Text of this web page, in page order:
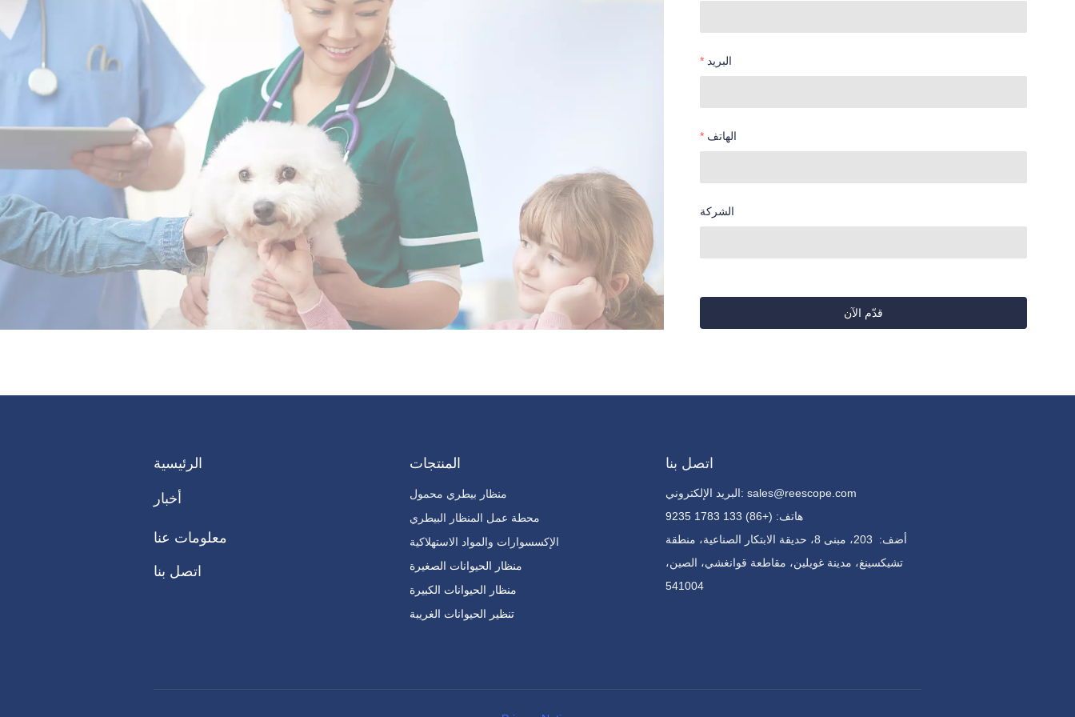
البريد
الهاتف
الشركة
قدّم الآن
الرئيسية
أخبار
معلومات عنا
اتصل بنا
المنتجات
منظار بيطري محمول
محطة عمل المنظار البيطري
الإكسسوارات والمواد الاستهلاكية
منظار الحيوانات الصغيرة
منظار الحيوانات الكبيرة
تنظير الحيوانات الغريبة
اتصل بنا
البريد الإلكتروني: sales@reescope.com
هاتف: (+86) 133 1783 9235
أضف:
203، مبنى 8، حديقة الابتكار الصناعية، منطقة
تشيكسينغ، مدينة غويلين، مقاطعة قوانغشي، الصين،
541004